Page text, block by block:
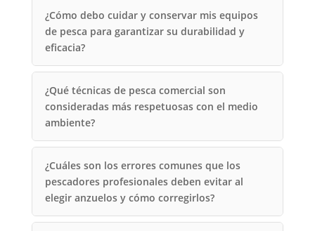
¿Cómo debo cuidar y conservar mis equipos
de pesca para garantizar su durabilidad y
eficacia?
¿Qué técnicas de pesca comercial son
consideradas más respetuosas con el medio
ambiente?
¿Cuáles son los errores comunes que los
pescadores profesionales deben evitar al
elegir anzuelos y cómo corregirlos?